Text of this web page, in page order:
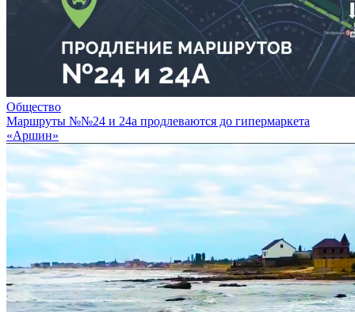
Общество
Маршруты №№24 и 24а продлеваются до гипермаркета
«Аршин»